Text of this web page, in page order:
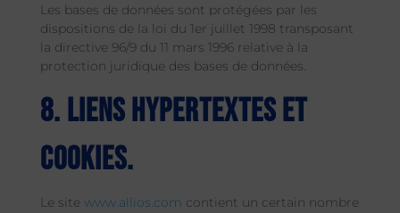
Les bases de données sont protégées par les
dispositions de la loi du 1er juillet 1998 transposant
la directive 96/9 du 11 mars 1996 relative à la
protection juridique des bases de données.
8. Liens hypertextes et
cookies.
Le site www.allios.com contient un certain nombre